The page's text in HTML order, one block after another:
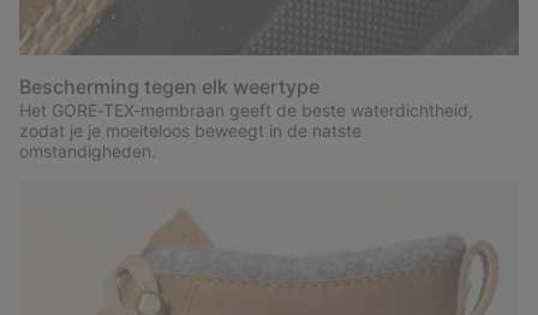
Bescherming tegen elk weertype
Het GORE‑TEX-membraan geeft de beste waterdichtheid,
zodat je je moeiteloos beweegt in de natste
omstandigheden.